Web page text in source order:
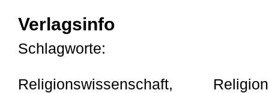
Verlagsinfo
Schlagworte:
Religionswissenschaft,